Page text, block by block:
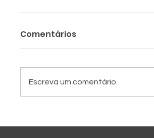
SRB e SPC
Comentários
Escreva um comentário